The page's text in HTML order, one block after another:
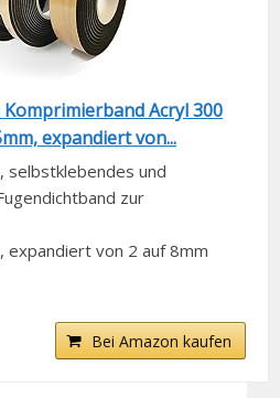
Acryl 300
expandiert von...
selbstklebendes und
zur
expandiert von 2 auf 8mm
Bei Amazon kaufen